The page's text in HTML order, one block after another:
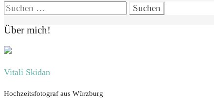
Suchen
nach:
Über mich!
Vitali Skidan
Hochzeitsfotograf aus Würzburg